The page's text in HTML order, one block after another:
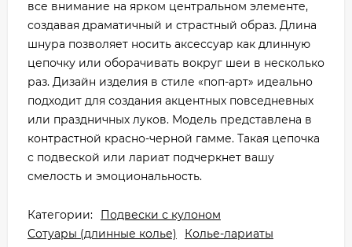
все внимание на ярком центральном элементе,
создавая драматичный и страстный образ. Длина
шнура позволяет носить аксессуар как длинную
цепочку или оборачивать вокруг шеи в несколько
раз. Дизайн изделия в стиле «поп-арт» идеально
подходит для создания акцентных повседневных
или праздничных луков. Модель представлена в
контрастной красно-черной гамме. Такая цепочка
с подвеской или лариат подчеркнет вашу
смелость и эмоциональность.
Категории:
Подвески с кулоном
Сотуары (длинные колье)
Колье-лариаты